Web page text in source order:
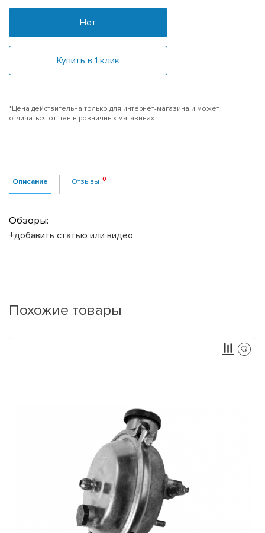
Нет
Купить в 1 клик
*Цена действительна только для интернет-магазина и может
отличаться от цен в розничных магазинах
Описание Отзывы
Обзоры:
+добавить статью или видео
Похожие товары